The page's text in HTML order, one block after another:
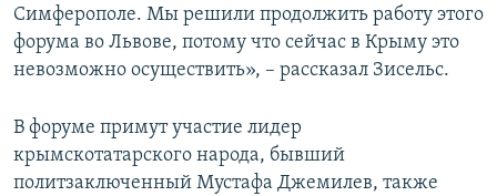
Симферополе. Мы решили продолжить работу этого
форума во Львове, потому что сейчас в Крыму это
невозможно осуществить», – рассказал Зисельс.
В форуме примут участие лидер
крымскотатарского народа, бывший
политзаключенный Мустафа Джемилев, также